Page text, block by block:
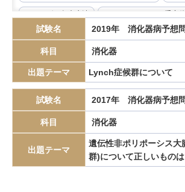
イマチニブ インスリノーマ インピーダン
インフリキシマブ エクリズマブ
エピペン エリスロポエチン エルシニア腸炎
エルトロンボパグ エロビキシバット オレ
カリウムチャネル競合型胃酸抑制薬
カロリー計算 カンジダ血症 カンピロバク
がん疼痛 がん統計 がん薬物
試験名 2019年 消化器病予想
科目 消化器
出題テーマ Lynch症候群について
試験名 2017年 消化器病予想
科目 消化器
出題テーマ
遺伝性非ポリポーシス
群)について正しいもの